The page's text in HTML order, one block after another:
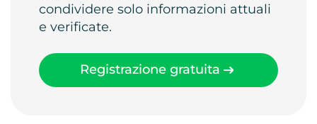
condividere solo informazioni attuali
e verificate.
Registrazione gratuita